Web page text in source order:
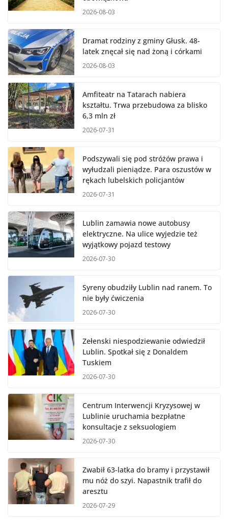
2026-08-03
Dramat rodziny z gminy Głusk. 48-
latek znęcał się nad żoną i córkami
2026-08-03
Amfiteatr na Tatarach nabiera
kształtu. Trwa przebudowa za blisko
6,3 mln zł
2026-07-31
Podszywali się pod stróżów prawa i
wyłudzali pieniądze. Para oszustów w
rękach lubelskich policjantów
2026-07-31
Lublin zamawia nowe autobusy
elektryczne. Na ulice wyjedzie też
wyjątkowy pojazd testowy
2026-07-30
Syreny obudziły Lublin nad ranem. To
nie były ćwiczenia
2026-07-30
Zełenski niespodziewanie odwiedził
Lublin. Spotkał się z Donaldem
Tuskiem
2026-07-30
Centrum Interwencji Kryzysowej w
Lublinie uruchamia bezpłatne
konsultacje z seksuologiem
2026-07-30
Zwabił 63-latka do bramy i przystawił
mu nóż do szyi. Napastnik trafił do
aresztu
2026-07-29